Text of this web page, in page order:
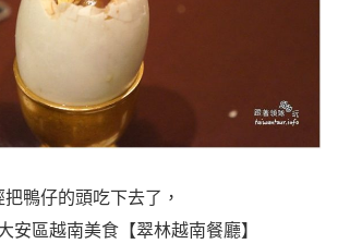
鴨仔的頭吃下去了，